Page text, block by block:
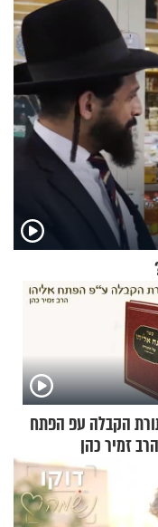
הקבלה עפ הפתח
זמיר כהן